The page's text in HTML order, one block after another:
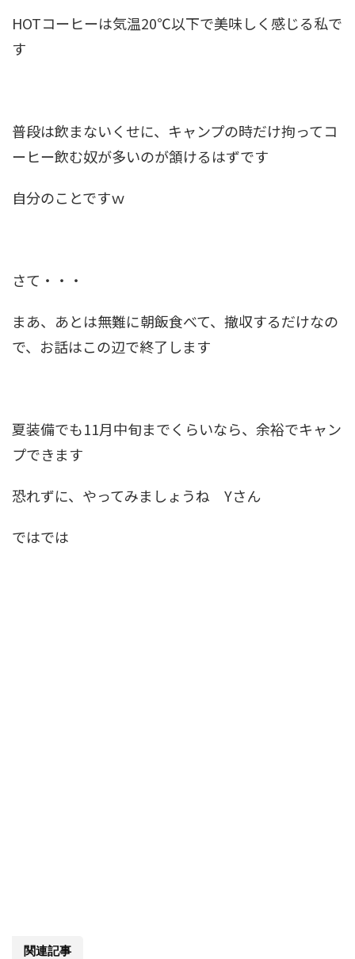
HOTコーヒーは気温20℃以下で美味しく感じる私で
す
普段は飲まないくせに、キャンプの時だけ拘ってコ
ーヒー飲む奴が多いのが頷けるはずです
自分のことですｗ
さて・・・
まあ、あとは無難に朝飯食べて、撤収するだけなの
で、お話はこの辺で終了します
夏装備でも11月中旬までくらいなら、余裕でキャン
プできます
恐れずに、やってみましょうね Yさん
ではでは
関連記事